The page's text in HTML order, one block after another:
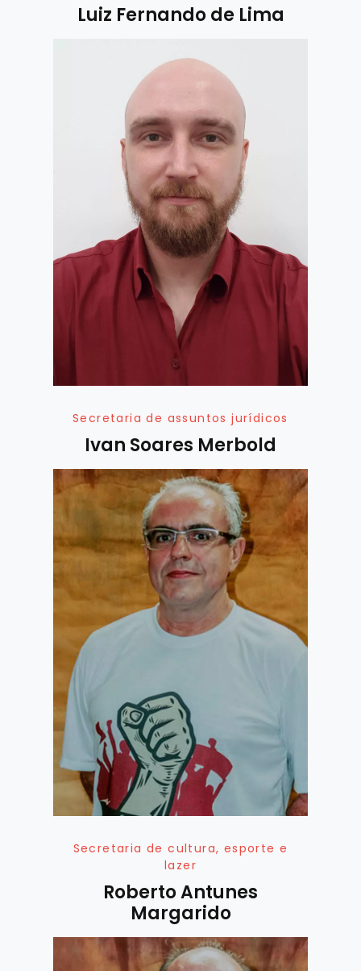
Luiz Fernando de Lima
Secretaria de assuntos jurídicos
Ivan Soares Merbold
Secretaria de cultura, esporte e
lazer
Roberto Antunes
Margarido